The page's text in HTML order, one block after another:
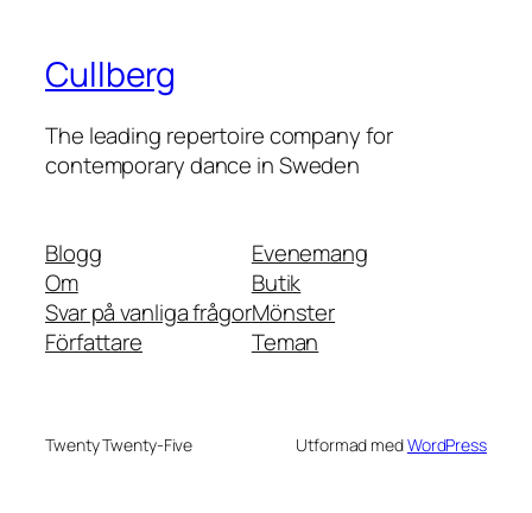
Cullberg
The leading repertoire company for
contemporary dance in Sweden
Blogg
Om
Svar på vanliga frågor
Författare
Evenemang
Butik
Mönster
Teman
Twenty Twenty-Five Utformad medWordPress